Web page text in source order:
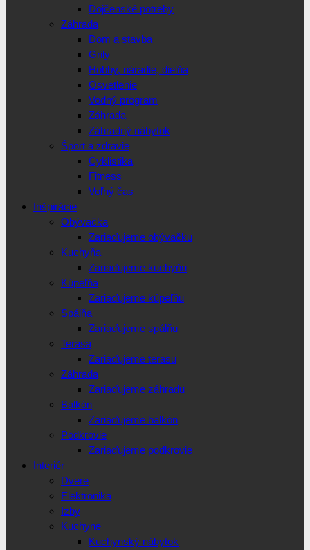
Dojčenské potreby
Záhrada
Dom a stavba
Grily
Hobby, náradie, dielňa
Osvetlenie
Vodný program
Záhrada
Záhradný nábytok
Šport a zdravie
Cyklistika
Fitness
Voľný čas
Inšpirácie
Obývačka
Zariaďujeme obývačku
Kuchyňa
Zariaďujeme kuchyňu
Kúpeľňa
Zariaďujeme kúpeľňu
Spálňa
Zariaďujeme spálňu
Terasa
Zariaďujeme terasu
Záhrada
Zariaďujeme záhradu
Balkón
Zariaďujeme balkón
Podkrovie
Zariaďujeme podkrovie
Interiér
Dvere
Elektronika
Izby
Kuchyne
Kuchynský nábytok